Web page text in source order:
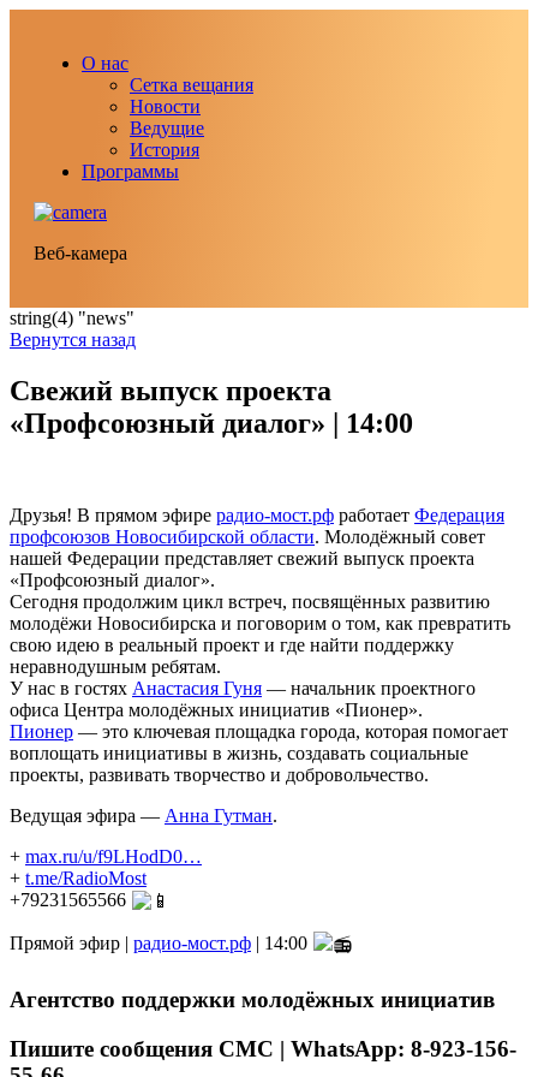
О нас
Сетка вещания
Новости
Ведущие
История
Программы
Веб-камера
string(4) "news"
Вернутся назад
Свежий выпуск проекта
«Профсоюзный диалог» | 14:00
Друзья! В прямом эфире радио-мост.рф работает Федерация
профсоюзов Новосибирской области. Молодёжный совет
нашей Федерации представляет свежий выпуск проекта
«Профсоюзный диалог».
Сегодня продолжим цикл встреч, посвящённых развитию
молодёжи Новосибирска и поговорим о том, как превратить
свою идею в реальный проект и где найти поддержку
неравнодушным ребятам.
У нас в гостях Анастасия Гуня — начальник проектного
офиса Центра молодёжных инициатив «Пионер».
Пионер — это ключевая площадка города, которая помогает
воплощать инициативы в жизнь, создавать социальные
проекты, развивать творчество и добровольчество.
Ведущая эфира — Анна Гутман.
+ max.ru/u/f9LHodD0…
+ t.me/RadioMost
+79231565566
Прямой эфир | радио-мост.рф | 14:00
Агентство поддержки молодёжных инициатив
Пишите сообщения СМС | WhatsApp: 8-923-156-